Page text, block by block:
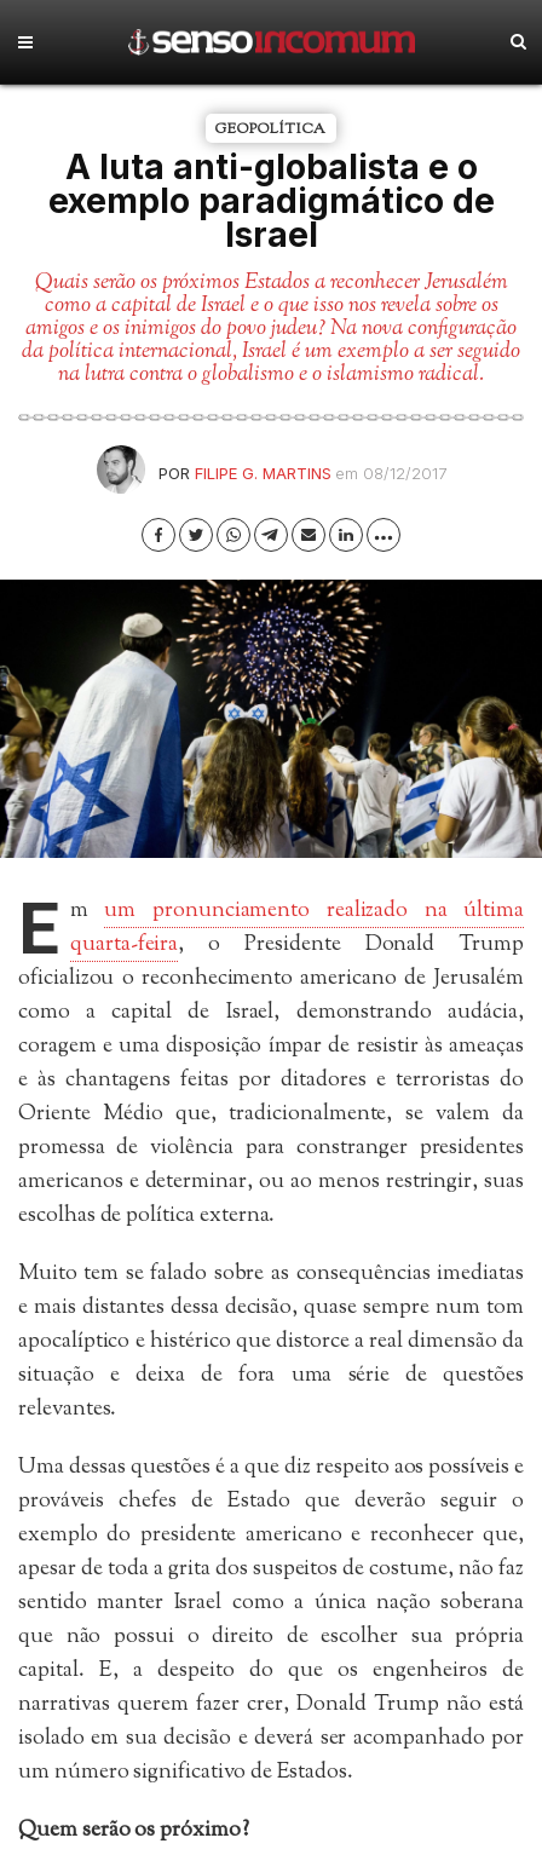
GEOPOLÍTICA
A luta anti-globalista e o
exemplo paradigmático de
Israel
Quais serão os próximos Estados a reconhecer Jerusalém
como a capital de Israel e o que isso nos revela sobre os
amigos e os inimigos do povo judeu? Na nova configuração
da política internacional, Israel é um exemplo a ser seguido
na lutra contra o globalismo e o islamismo radical.
POR FILIPE G. MARTINS em 08/12/2017
E mum pronunciamento realizado na última
quarta-feira, o Presidente Donald Trump
oficializou o reconhecimento americano de Jerusalém
como a capital de Israel, demonstrando audácia,
coragem e uma disposição ímpar de resistir às ameaças
e às chantagens feitas por ditadores e terroristas do
Oriente Médio que, tradicionalmente, se valem da
promessa de violência para constranger presidentes
americanos e determinar, ou ao menos restringir, suas
escolhas de política externa.
Muito tem se falado sobre as consequências imediatas
e mais distantes dessa decisão, quase sempre num tom
apocalíptico e histérico que distorce a real dimensão da
situação e deixa de fora uma série de questões
relevantes.
Uma dessas questões é a que diz respeito aos possíveis e
prováveis chefes de Estado que deverão seguir o
exemplo do presidente americano e reconhecer que,
apesar de toda a grita dos suspeitos de costume, não faz
sentido manter Israel como a única nação soberana
que não possui o direito de escolher sua própria
capital. E, a despeito do que os engenheiros de
narrativas querem fazer crer, Donald Trump não está
isolado em sua decisão e deverá ser acompanhado por
um número significativo de Estados.
Quem serão os próximo?